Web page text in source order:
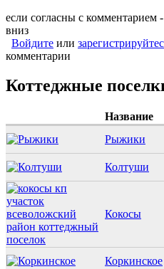
если согласны с комментарием
вниз
Войдите или
комментарии
Коттеджные
Название
Рыжики
Колтуши
Кокосы
Коркинское